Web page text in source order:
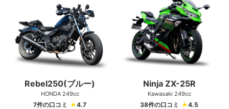
Rebel250(ブルー)
HONDA 249cc
7件の口コミ ★4.7
Ninja ZX-25R
Kawasaki 249cc
38件の口コミ ★4.5